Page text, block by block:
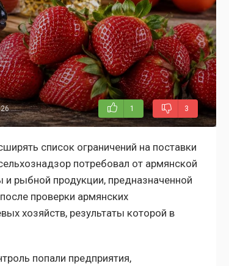
1 3
список ограничений на поставки
потребовал от армянской
рыбной продукции, предназначенной
проверки армянских
хозяйств, результаты которой в
попали предприятия,